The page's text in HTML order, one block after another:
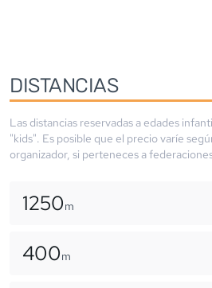
DISTANCIAS
Las distancias reservadas a edades
"kids". Es posible que el precio varíe
organizador, si perteneces a
1250m
400m